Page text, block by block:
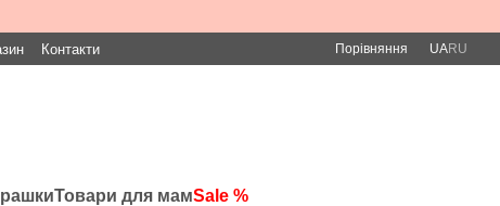
Контакти Порівняння UARU
Товари для мамSale %